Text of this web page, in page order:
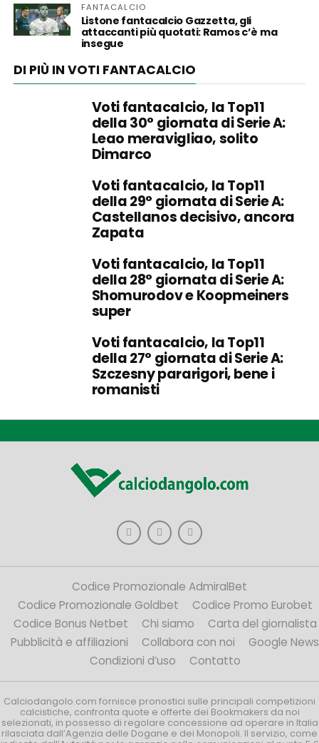
FANTACALCIO
Listone fantacalcio Gazzetta, gli
attaccanti più quotati: Ramos c’è ma
insegue
DI PIÙ IN VOTI FANTACALCIO
Voti fantacalcio, la Top11
della 30° giornata di Serie A:
Leao meravigliao, solito
Dimarco
Voti fantacalcio, la Top11
della 29° giornata di Serie A:
Castellanos decisivo, ancora
Zapata
Voti fantacalcio, la Top11
della 28° giornata di Serie A:
Shomurodov e Koopmeiners
super
Voti fantacalcio, la Top11
della 27° giornata di Serie A:
Szczesny pararigori, bene i
romanisti
Codice Promozionale AdmiralBet
Codice Promozionale Goldbet
Codice Promo Eurobet
Codice Bonus Netbet
Chi siamo
Carta del giornalista
Pubblicità e affiliazioni
Collabora con noi
Google News
Condizioni d’uso
Contatto
Calciodangolo.com fornisce pronostici sulle principali competizioni
calcistiche, confronta quote e offerte dei Bookmakers da noi
selezionati, in possesso di regolare concessione ad operare in Italia
rilasciata dall’Agenzia delle Dogane e dei Monopoli. Il servizio, come